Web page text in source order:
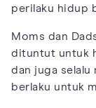
perilaku hidup
Moms dan
dituntut untuk
dan juga selalu
berlaku untuk